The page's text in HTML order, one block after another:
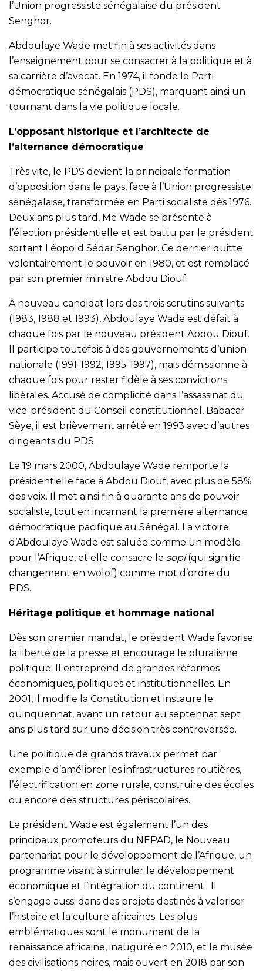
l’Union progressiste sénégalaise du président
Senghor.
Abdoulaye Wade met fin à ses activités dans
l’enseignement pour se consacrer à la politique et à
sa carrière d’avocat. En 1974, il fonde le Parti
démocratique sénégalais (PDS), marquant ainsi un
tournant dans la vie politique locale.
L’opposant historique et l’architecte de
l’alternance démocratique
Très vite, le PDS devient la principale formation
d’opposition dans le pays, face à l’Union progressiste
sénégalaise, transformée en Parti socialiste dès 1976.
Deux ans plus tard, Me Wade se présente à
l’élection présidentielle et est battu par le président
sortant Léopold Sédar Senghor. Ce dernier quitte
volontairement le pouvoir en 1980, et est remplacé
par son premier ministre Abdou Diouf.
À nouveau candidat lors des trois scrutins suivants
(1983, 1988 et 1993), Abdoulaye Wade est défait à
chaque fois par le nouveau président Abdou Diouf.
Il participe toutefois à des gouvernements d’union
nationale (1991-1992, 1995-1997), mais démissionne à
chaque fois pour rester fidèle à ses convictions
libérales. Accusé de complicité dans l’assassinat du
vice-président du Conseil constitutionnel, Babacar
Sèye, il est brièvement arrêté en 1993 avec d’autres
dirigeants du PDS.
Le 19 mars 2000, Abdoulaye Wade remporte la
présidentielle face à Abdou Diouf, avec plus de 58%
des voix. Il met ainsi fin à quarante ans de pouvoir
socialiste, tout en incarnant la première alternance
démocratique pacifique au Sénégal. La victoire
d’Abdoulaye Wade est saluée comme un modèle
pour l’Afrique, et elle consacre le sopi(qui signifie
changement en wolof) comme mot d’ordre du
PDS.
Héritage politique et hommage national
Dès son premier mandat, le président Wade favorise
la liberté de la presse et encourage le pluralisme
politique. Il entreprend de grandes réformes
économiques, politiques et institutionnelles. En
2001, il modifie la Constitution et instaure le
quinquennat, avant un retour au septennat sept
ans plus tard sur une décision très controversée.
Une politique de grands travaux permet par
exemple d’améliorer les infrastructures routières,
l’électrification en zone rurale, construire des écoles
ou encore des structures périscolaires.
Le président Wade est également l’un des
principaux promoteurs du NEPAD, le Nouveau
partenariat pour le développement de l’Afrique, un
programme visant à stimuler le développement
économique et l’intégration du continent. Il
s’engage aussi dans des projets destinés à valoriser
l’histoire et la culture africaines. Les plus
emblématiques sont le monument de la
renaissance africaine, inauguré en 2010, et le musée
des civilisations noires, mais ouvert en 2018 par son